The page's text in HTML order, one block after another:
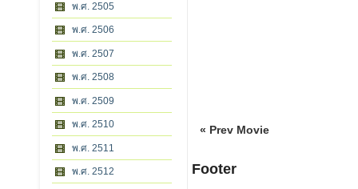
พ.ศ. 2505
พ.ศ. 2506
พ.ศ. 2507
พ.ศ. 2508
พ.ศ. 2509
พ.ศ. 2510
พ.ศ. 2511
พ.ศ. 2512
« Prev Movie
Footer